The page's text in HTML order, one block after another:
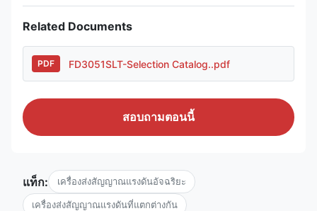
Related Documents
PDF FD3051SLT-Selection Catalog..pdf
สอบถามตอนนี้
แท็ก: เครื่องส่งสัญญาณแรงดันอัจฉริยะ
เครื่องส่งสัญญาณแรงดันที่แตกต่างกัน